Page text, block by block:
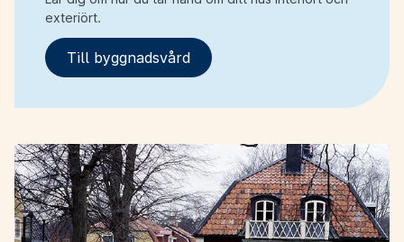
exteriört.
Till byggnadsvård